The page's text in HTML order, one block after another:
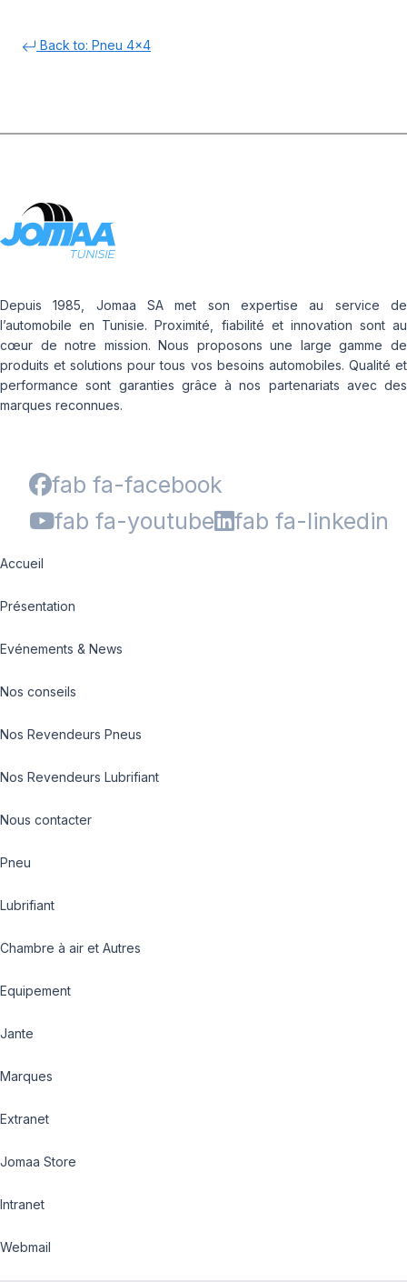
Back to: Pneu 4x4
Depuis 1985, Jomaa SA met son expertise au service de
l’automobile en Tunisie. Proximité, fiabilité et innovation sont au
cœur de notre mission. Nous proposons une large gamme de
produits et solutions pour tous vos besoins automobiles. Qualité et
performance sont garanties grâce à nos partenariats avec des
marques reconnues.
fab fa-facebook
fab fa-youtube
fab fa-linkedin
Accueil
Présentation
Evénements & News
Nos conseils
Nos Revendeurs Pneus
Nos Revendeurs Lubrifiant
Nous contacter
Pneu
Lubrifiant
Chambre à air et Autres
Equipement
Jante
Marques
Extranet
Jomaa Store
Intranet
Webmail